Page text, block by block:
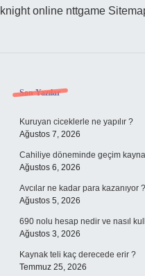
knight online nttgame
Sidebar
Son Yazılar
Kuruyan ciceklerle ne yapılır ?
Ağustos 7, 2026
Cahiliye döneminde geçim
Ağustos 6, 2026
Avcılar ne kadar para kazanıyor ?
Ağustos 5, 2026
690 nolu hesap nedir ve nasıl
Ağustos 3, 2026
Kaynak teli kaç derecede erir ?
Temmuz 25, 2026